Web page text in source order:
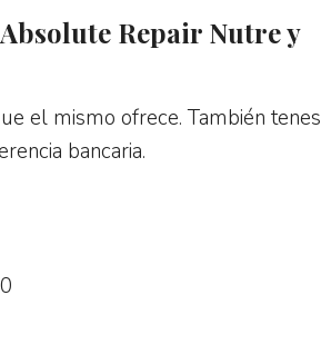
Repair Nutre y
el mismo ofrece. También tenes
bancaria.